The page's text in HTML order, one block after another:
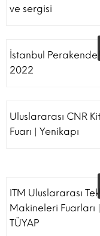
ve sergisi
İstanbul Perakende
2022
Uluslararası CNR
Fuarı | Yenikapı
ITM Uluslararası
Makineleri Fuarları |
TÜYAP